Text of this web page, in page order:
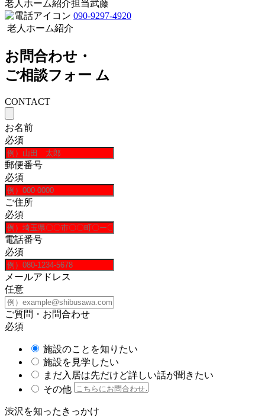
老人ホーム紹介担当武藤
090-9297-4920
老人ホーム紹介
お問合わせ・
ご相談フォー ム
CONTACT
お名前
必須
郵便番号
必須
ご住所
必須
電話番号
必須
メールアドレス
任意
ご質問・お問合わせ
必須
施設のことを知りたい
施設を見学したい
まだ入居は先だけど詳しい話が聞きたい
その他
渋沢を知ったきっかけ